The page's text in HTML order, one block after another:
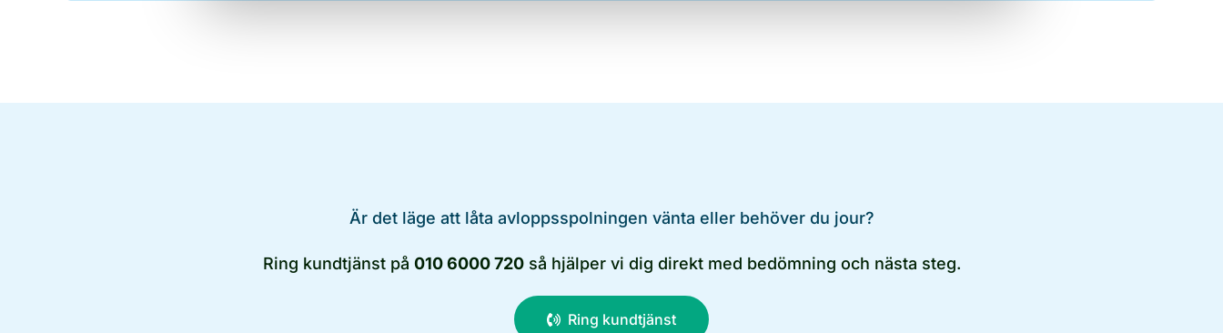
Är det läge att låta avloppsspolningen vänta eller behöver du jour?
Ring kundtjänst på 010 6000 720så hjälper vi dig direkt med bedömning och nästa steg.
Ring kundtjänst